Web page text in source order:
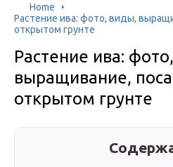
Home
Растение ива: фото, виды,
открытом грунте
Растение ива:
выращивание,
открытом грунте